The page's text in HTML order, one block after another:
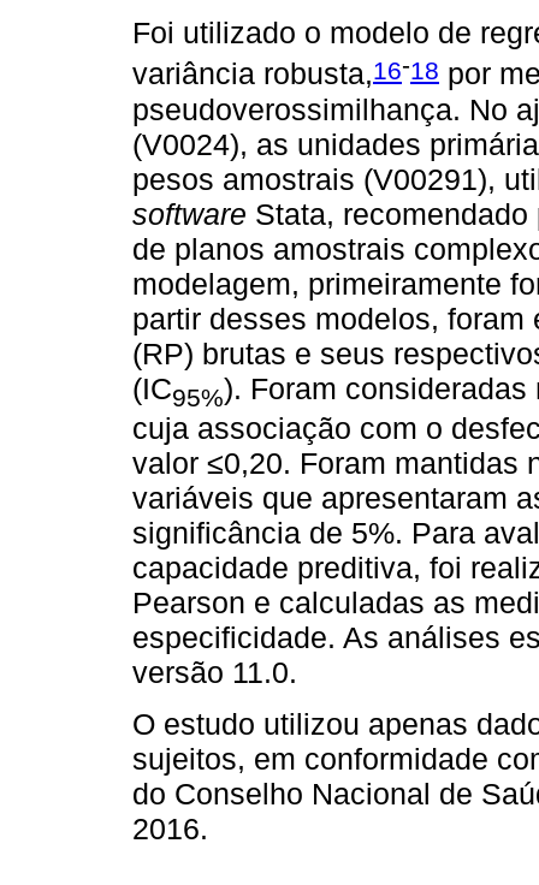
Foi utilizado o modelo de
variância robusta,16-18 por
pseudoverossimilhança. No
(V0024), as unidades
pesos amostrais (V00291),
software Stata,
de planos amostrais
modelagem, primeiramente
partir desses modelos,
(RP) brutas e seus
(IC95%). Foram
cuja associação com o
valor ≤0,20. Foram mantidas
variáveis que apresentaram
significância de 5%. Para
capacidade preditiva, foi
Pearson e calculadas as
especificidade. As análises
versão 11.0.
O estudo utilizou apenas
sujeitos, em conformidade
do Conselho Nacional de
2016.